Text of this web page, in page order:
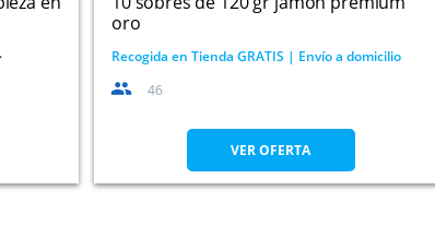
oro
Recogida en Tienda GRATIS | Envío a domicilio
46
VER OFERTA